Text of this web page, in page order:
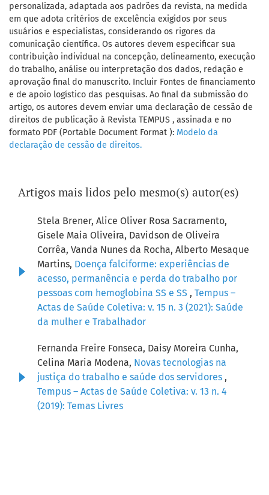
personalizada, adaptada aos padrões da revista, na medida
em que adota critérios de excelência exigidos por seus
usuários e especialistas, considerando os rigores da
comunicação científica. Os autores devem especificar sua
contribuição individual na concepção, delineamento, execução
do trabalho, análise ou interpretação dos dados, redação e
aprovação final do manuscrito. Incluir Fontes de financiamento
e de apoio logístico das pesquisas. Ao final da submissão do
artigo, os autores devem enviar uma declaração de cessão de
direitos de publicação à Revista TEMPUS , assinada e no
formato PDF (Portable Document Format ): Modelo da
declaração de cessão de direitos.
Artigos mais lidos pelo mesmo(s) autor(es)
Stela Brener, Alice Oliver Rosa Sacramento,
Gisele Maia Oliveira, Davidson de Oliveira
Corrêa, Vanda Nunes da Rocha, Alberto Mesaque
Martins, Doença falciforme: experiências de
acesso, permanência e perda do trabalho por
pessoas com hemoglobina SS e SS , Tempus –
Actas de Saúde Coletiva: v. 15 n. 3 (2021): Saúde
da mulher e Trabalhador
Fernanda Freire Fonseca, Daisy Moreira Cunha,
Celina Maria Modena, Novas tecnologias na
justiça do trabalho e saúde dos servidores ,
Tempus – Actas de Saúde Coletiva: v. 13 n. 4
(2019): Temas Livres